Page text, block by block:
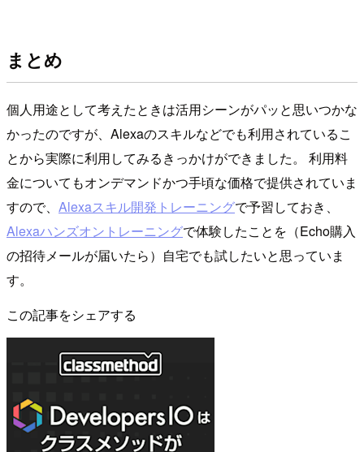
まとめ
個人用途として考えたときは活用シーンがパッと思いつかな
かったのですが、Alexaのスキルなどでも利用されているこ
とから実際に利用してみるきっかけができました。 利用料
金についてもオンデマンドかつ手頃な価格で提供されていま
すので、 Alexaスキル開発トレーニングで予習しておき、
Alexaハンズオントレーニングで体験したことを（Echo購入
の招待メールが届いたら）自宅でも試したいと思っていま
す。
この記事をシェアする